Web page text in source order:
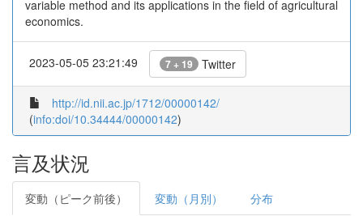
variable method and its applications in the field of agricultural
economics.
2023-05-05 23:21:49 7 + 19 Twitter
http://id.nii.ac.jp/1712/00000142/
(info:doi/10.34444/00000142)
言及状況
変動（ピーク前後） 変動（月別） 分布